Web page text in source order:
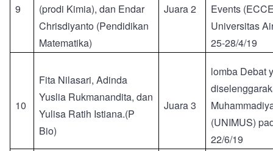
9
(prodi Kimia), dan Endar
Chrisdiyanto (Pendidikan
Matematika)
Juara 2
Events
Universitas
25-28/4/19
10
Fita Nilasari, Adinda
Yuslia Rukmanandita, dan
Yulisa Ratih Istiana.(P
Bio)
Juara 3
lomba Debat
(UNIMUS)
22/6/19